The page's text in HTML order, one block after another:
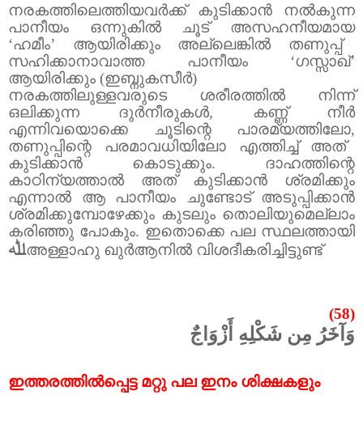
നരകത്തിലെത്തിയവർക്ക് കുടിക്കാൻ നൽകുന്ന
പാനീയം ഒന്നുകിൽ ചൂട് അസഹനീയമായ
‘ഹമീം’ ആയിരിക്കും അല്ലെങ്കിൽ തണുപ്പ്
സഹിക്കാനാവാത്ത പാനീയം‘ഗസ്സാഖ്’
ആയിരിക്കും (ഇബ്നുകസീർ)
നരകത്തിലുള്ളവരുടെ ശരീരത്തിൽ നിന്ന്
ഒലിക്കുന്ന ദുർനീരുകൾ, കണ്ണ് നീർ
എന്നിവയൊക്കെ ചൂടിന്റെ പാരമ്യത്തിലോ,
തണുപ്പിന്റെ പരമാവധിയിലോ എത്തിച്ച് അത്
കുടിക്കാൻ കൊടുക്കും.
ദാഹത്തിന്റെ
കാഠിന്യത്താൽ അത് കുടിക്കാൻ ശ്രമിക്കും
എന്നാൽ ആ പാനീയം ചുണ്ടോട് അടുപ്പിക്കാൻ
ശ്രമിക്കുമ്പോഴേക്കും കുടലും തൊലിയുമെല്ലാം
കരിഞ്ഞു പോകും. ഇതൊക്കെ പല സ്ഥലത്തായി
ﷲഅള്ളാഹു ഖുർആനിൽ വിശദീകരിച്ചിട്ടുണ്ട്
(58)
وَآخَرُ مِن شَكْلِهِ أَزْوَاجٌ
ഇത്തരത്തിൽപ്പെട്ട മറ്റു പല ഇനം ശിക്ഷകളും